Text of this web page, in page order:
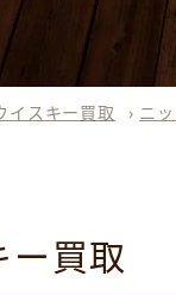
イスキー買取 › ニ
ー買取